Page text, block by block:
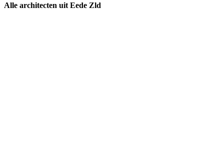
Alle architecten uit Eede Zld